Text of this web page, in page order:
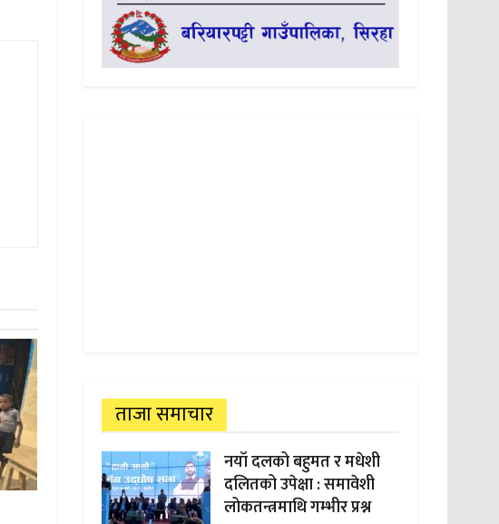
ताजा समाचार
नयाँ दलको बहुमत र मधेशी
दलितको उपेक्षा : समावेशी
लोकतन्त्रमाथि गम्भीर प्रश्न